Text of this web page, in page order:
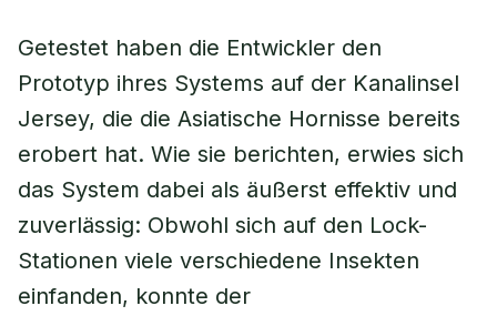
Getestet haben die Entwickler den
Prototyp ihres Systems auf der Kanalinsel
Jersey, die die Asiatische Hornisse bereits
erobert hat. Wie sie berichten, erwies sich
das System dabei als äußerst effektiv und
zuverlässig: Obwohl sich auf den Lock-
Stationen viele verschiedene Insekten
einfanden, konnte der